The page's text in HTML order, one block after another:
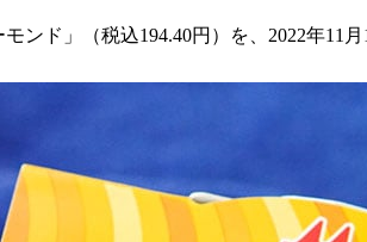
ド」（税込194.40円）を、2022年11